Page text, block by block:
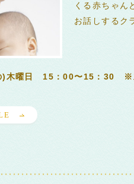
くる赤ちゃん
お話しするク
)木曜日 15：00〜15：30 ※